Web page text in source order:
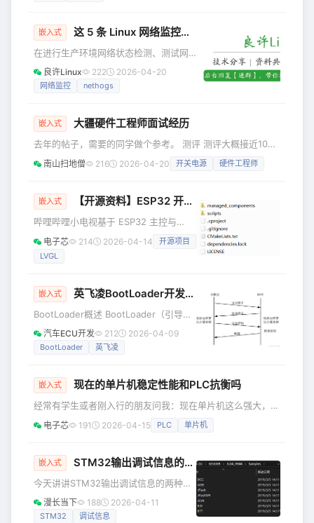
是快太多了。 首先就是要用VCS把xilinx
行仿真。 打开vivado，在Tools下面有
个Compile Simulation Libraries.
嵌入式 这 5 条 Linux 网络监控工具还不会？差点让我焊死了！
在进行生产环境网络状态检测、测试网
络质量、网络传输能力极限的时候就经
常会用到下面的 Linux 工具，每一种工
一、nethogs（进程级别） NetHogs
序。它不是按协议或每个子网分解流
量，而是按进程对 bandwith 进行分
看正在
良许Linux 222 2026-04-20
网络监控 nethogs
嵌入式 大疆硬件工程师面试经历
去年的帖子，需要的同学做个参考。 测评 测评大概接近100
道题，性格测试和行测题（约20道，基本上都是逻辑推理
答和计算题，一共100分。 题目主要涉及的知识点：通信协议
（SPI、IIC、UART等）、开关电源、信号完整性、分立元件
参数性能（MOS、BJT、PN结等）个人感觉以上4方面
南山扫地僧 216 2026-04-20 开关电源 硬件工程师
嵌入式 【开源资料】ESP32 开源实战：从零打造 B 站小电视
哔哩哔哩小电视基于 ESP32 主控与
LVGL 图形界面打造，外观还原了我们熟
智能信息屏。项目代码、硬件方案全部
开源，采用宽松的 MIT 协议，无论是用
来学习嵌入式开发，还是 DIY 一台属于
自己的桌面终端，都非常合适。 源代码
文件 文件结构说明 main为开始文件夹，
电子芯 214 2026-04-14
开源项目
LVGL
嵌入式 英飞凌BootLoader开发详解
BootLoader概述 BootLoader（引导加
载程序）是嵌入式系统或计算机启动时
运行的一段小型程序，负责初始化硬
系统上电后执行的第一个软件。主要包
层） 初始化CPU、开关中断。 设置堆栈
以及中断向量表指针，为C语言环境做准
执行。 第二阶段（C语言层）
汽车ECU开发 212 2026-04-09
BootLoader 英飞凌
嵌入式 现在的单片机稳定性能和PLC抗衡吗
经常有学生或者刚入行的朋友问我：现在单片机这么强大，价
格又便宜，能不能在工业上完全替代PLC？它们的稳定性到底
加上隔离电路、加上驱动芯片，再塞进一个能抗灰尘、抗震
动、抗干扰的铁壳子里，最后还给配上编程软件。这一整套打
包好的东西，就是PLC。 一、首先，得先搞清楚，啥叫稳定
环境适应性：扛造
电子芯 191 2026-04-15 PLC 单片机
嵌入式 STM32输出调试信息的两种方式
今天讲讲STM32输出调试信息的两种方
式吧，只要是写程序那就几乎避免不了
要打印调试信息，在单片机开发的时候
漫长当下 188 2026-04-11
STM32 调试信息